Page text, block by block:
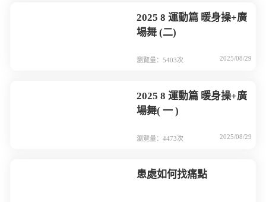
2025 8 運動篇 暖身操+廣
場舞 (二)
瀏覽量：5403次 2025/08/29
2025 8 運動篇 暖身操+廣
場舞( 一 )
瀏覽量：4473次 2025/08/29
患處如何找痛點